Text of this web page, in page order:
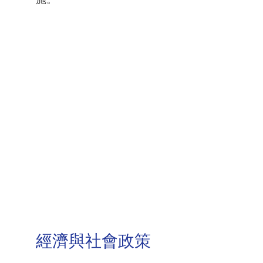
經濟與社會政策